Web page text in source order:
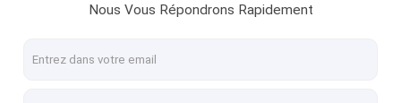
Nous Vous Répondrons Rapidement